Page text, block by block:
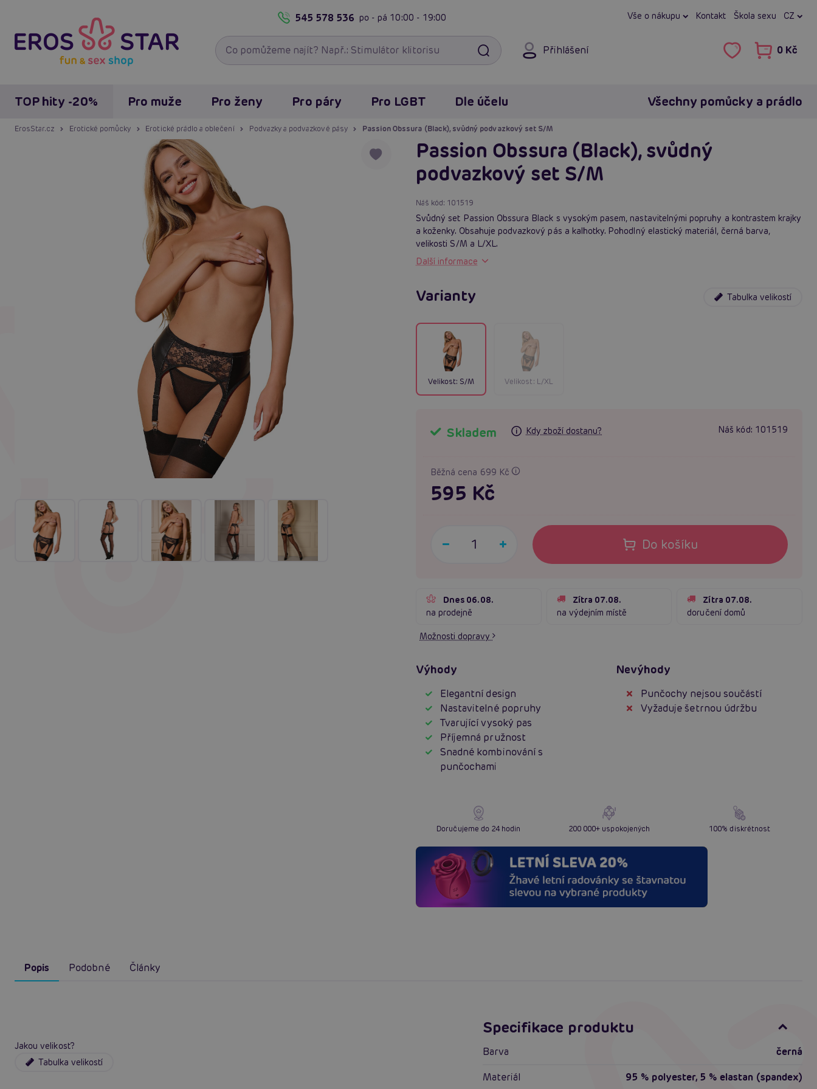
545 578 536 po - pá 10:00 - 19:00 Vše o nákupu Kontakt Škola sexu CZ
Přihlášení 0 Kč
TOP hity -20% Pro muže Pro ženy Pro páry Pro LGBT Dle účelu Všechny pomůcky a prádlo
ErosStar.cz Erotické pomůcky Erotické prádlo a oblečení Podvazky a podvazkové pásy Passion Obssura (Black), svůdný podvazkový set S/M
Passion Obssura (Black), svůdný
podvazkový set S/M
Náš kód: 101519
Svůdný set Passion Obssura Black s vysokým pasem, nastavitelnými popruhy a kontrastem krajky
a koženky. Obsahuje podvazkový pás a kalhotky. Pohodlný elastický materiál, černá barva,
velikosti S/M a L/XL.
Další informace
Varianty Tabulka velikostí
Velikost: S/M Velikost: L/XL
Skladem Kdy zboží dostanu? Náš kód: 101519
Běžná cena 699 Kč
595 Kč
Do košíku
Dnes 06.08.
na prodejně
Zítra 07.08.
na výdejním místě
Zítra 07.08.
doručení domů
Možnosti dopravy
Výhody
Elegantní design
Nastavitelné popruhy
Tvarující vysoký pas
Příjemná pružnost
Snadné kombinování s
punčochami
Nevýhody
Punčochy nejsou součástí
Vyžaduje šetrnou údržbu
Doručujeme do 24 hodin 200 000+ uspokojených 100% diskrétnost
Popis Podobné Články
Jakou velikost?
Tabulka velikostí
Specifikace produktu
Barva
černá
Materiál
95 % polyester, 5 % elastan (spandex)